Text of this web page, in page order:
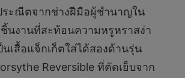
ระณีตจากช่างฝีมือผู้ชำนาญใน
นงานที่สะท้อนความหรูหราสง่า
นเสื้อแจ็กเก็ตใส่ได้สองด้านรุ่น
Reversible ที่ตัดเย็บจาก